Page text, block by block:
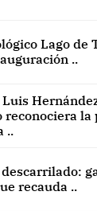
Lago de
..
reconociera la
..
recauda ..